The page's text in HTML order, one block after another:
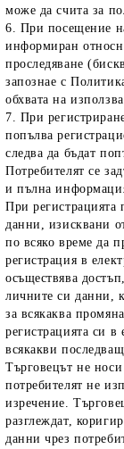
може да счита за
6. При посещение
информиран
проследяване
запознае с
обхвата на
7. При
попълва
следва да бъдат
Потребителят се
и пълна
При регистрацията
данни, изисквани
по всяко време да
регистрация в
осъществява
личните си данни,
за всякаква
регистрацията си в
всякакви
Търговецът не
потребителят не
изречение.
разглеждат,
данни чрез